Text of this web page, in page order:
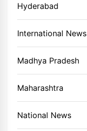
Hyderabad
International News
Madhya Pradesh
Maharashtra
National News